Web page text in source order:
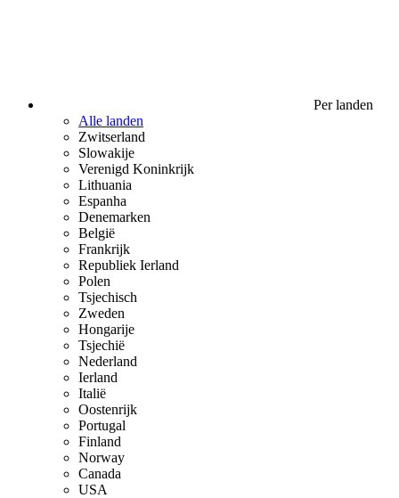
Per landen
Alle landen
Zwitserland
Slowakije
Verenigd Koninkrijk
Lithuania
Espanha
Denemarken
België
Frankrijk
Republiek Ierland
Polen
Tsjechisch
Zweden
Hongarije
Tsjechië
Nederland
Ierland
Italië
Oostenrijk
Portugal
Finland
Norway
Canada
USA